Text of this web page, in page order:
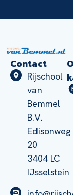
Contact
Rijschool
van
Bemmel
B.V.
Edisonweg
20
3404 LC
IJsselstein